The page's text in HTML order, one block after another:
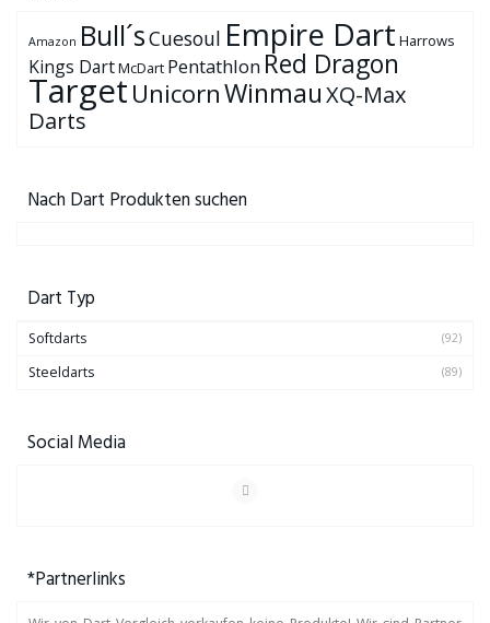
Amazon Bull´sCuesoul Empire Dart Harrows
Kings DartMcDart Pentathlon Red Dragon
TargetUnicornWinmauXQ-Max
Darts
Nach Dart Produkten suchen
Dart Typ
Softdarts (92)
Steeldarts (89)
Social Media
*Partnerlinks